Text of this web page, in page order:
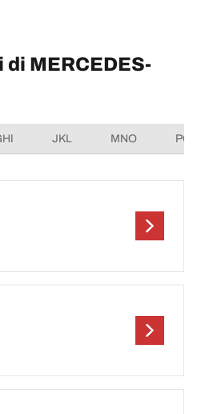
MERCEDES-
JKL MNO